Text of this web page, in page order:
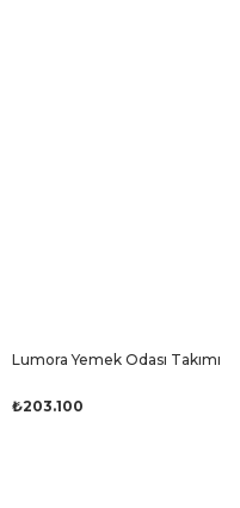
Lumora Yemek Odası Takımı
₺203.100